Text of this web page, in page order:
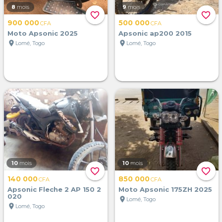
favorite_border
8 mois
900 000CFA
Moto Apsonic 2025
location_on Lomé, Togo
favorite_border
9 mois
500 000CFA
Apsonic ap200 2015
location_on Lomé, Togo
favorite_border
10 mois
140 000CFA
Apsonic Fleche 2 AP 150 2
020
location_on Lomé, Togo
favorite_border
10 mois
850 000CFA
Moto Apsonic 175ZH 2025
location_on Lomé, Togo